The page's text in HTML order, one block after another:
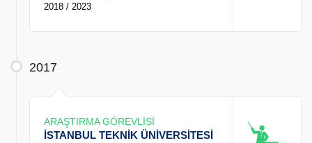
2018 / 2023
2017
ARAŞTIRMA GÖREVLİSİ
İSTANBUL TEKNİK ÜNİVERSİTESİ